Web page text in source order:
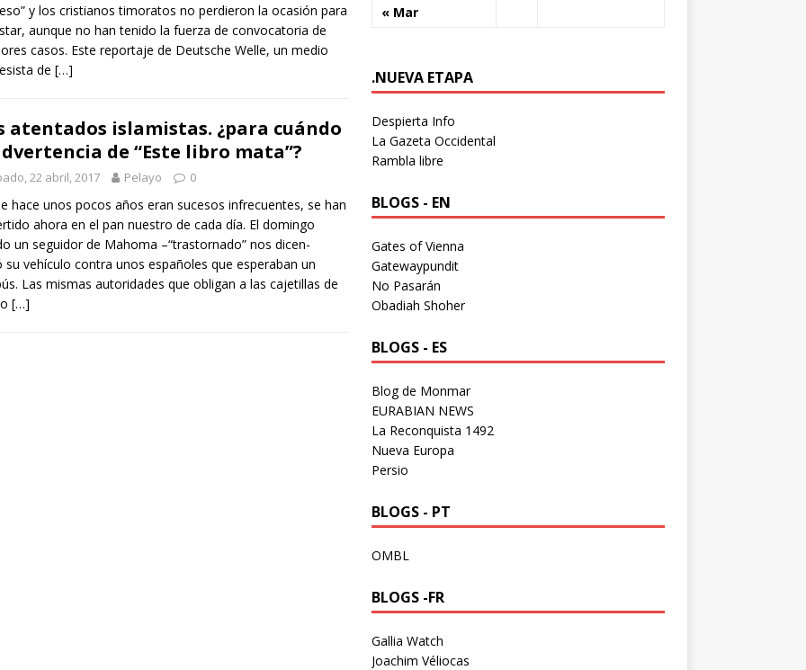
y los cristianos timoratos no perdieron la ocasión para
aunque no han tenido la fuerza de convocatoria de
casos. Este reportaje de Deutsche Welle, un medio
de […]
atentados islamistas. ¿para cuándo
de “Este libro mata”?
22 abril, 2017 Pelayo 0
hace unos pocos años eran sucesos infrecuentes, se han
ahora en el pan nuestro de cada día. El domingo
un seguidor de Mahoma –“trastornado” nos dicen-
su vehículo contra unos españoles que esperaban un
Las mismas autoridades que obligan a las cajetillas de
[…]
« Mar
.NUEVA ETAPA
Despierta Info
La Gazeta Occidental
Rambla libre
BLOGS - EN
Gates of Vienna
Gatewaypundit
No Pasarán
Obadiah Shoher
BLOGS - ES
Blog de Monmar
EURABIAN NEWS
La Reconquista 1492
Nueva Europa
Persio
BLOGS - PT
OMBL
BLOGS -FR
Gallia Watch
Joachim Véliocas